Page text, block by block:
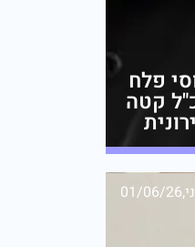
פלח
קטה
26